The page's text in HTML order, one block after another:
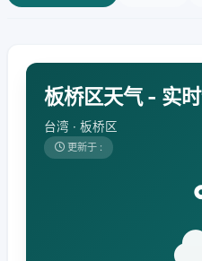
板桥区天气 - 实
台湾 · 板桥区
更新于 :